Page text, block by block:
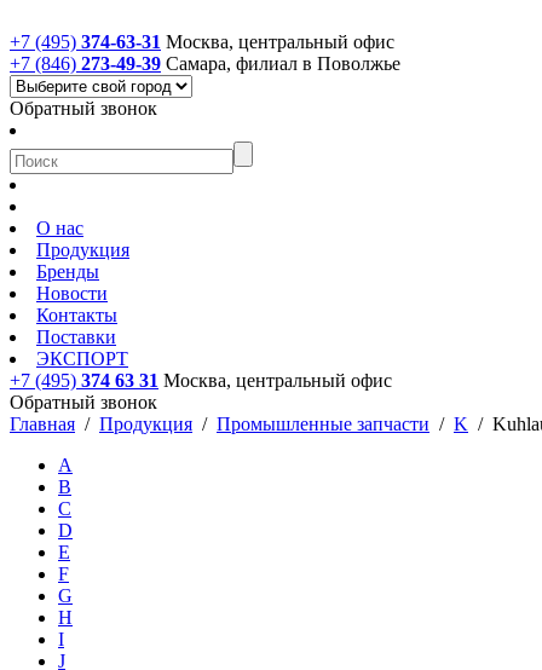
+7 (495) 374-63-31 Москва, центральный офис
+7 (846) 273-49-39 Самара, филиал в Поволжье
Обратный звонок
О нас
Продукция
Бренды
Новости
Контакты
Поставки
ЭКСПОРТ
+7 (495) 374 63 31 Москва, центральный офис
Обратный звонок
Главная / Продукция / Промышленные запчасти / K /
A
B
C
D
E
F
G
H
I
J